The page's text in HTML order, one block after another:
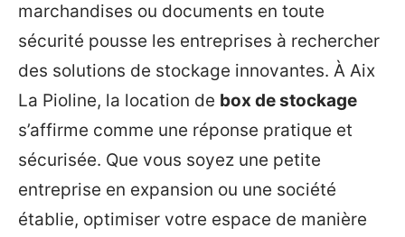
marchandises ou documents en toute
sécurité pousse les entreprises à rechercher
des solutions de stockage innovantes. À Aix
La Pioline, la location de box de stockage
s’affirme comme une réponse pratique et
sécurisée. Que vous soyez une petite
entreprise en expansion ou une société
établie, optimiser votre espace de manière